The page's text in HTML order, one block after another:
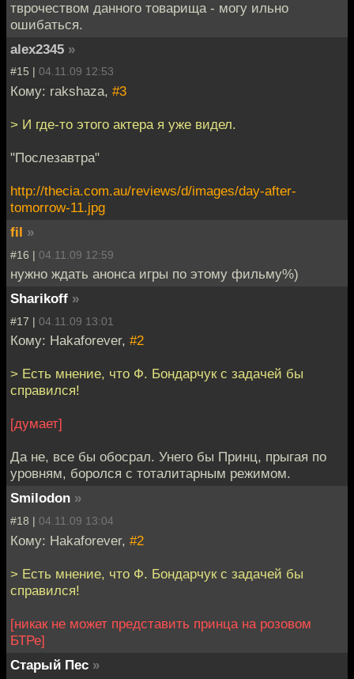
тврочеством данного товарища - могу ильно
ошибаться.
alex2345 »
#15 | 04.11.09 12:53
Кому: rakshaza, #3
> И где-то этого актера я уже видел.
"Послезавтра"
http://thecia.com.au/reviews/d/images/day-after-
tomorrow-11.jpg
fil »
#16 | 04.11.09 12:59
нужно ждать анонса игры по этому фильму%)
Sharikoff »
#17 | 04.11.09 13:01
Кому: Hakaforever, #2
> Есть мнение, что Ф. Бондарчук с задачей бы
справился!
[думает]
Да не, все бы обосрал. Унего бы Принц, прыгая по
уровням, боролся с тоталитарным режимом.
Smilodon »
#18 | 04.11.09 13:04
Кому: Hakaforever, #2
> Есть мнение, что Ф. Бондарчук с задачей бы
справился!
[никак не может представить принца на розовом
БТРе]
Старый Пес »